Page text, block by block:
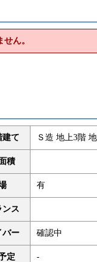
ん。
建て Ｓ造 地上3階
積
有
ンス
バー 確認中
定 -